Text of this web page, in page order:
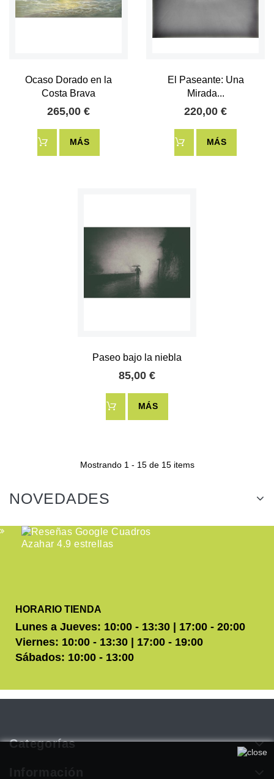
Ocaso Dorado en la
Costa Brava
265,00 €
MÁS
El Paseante: Una
Mirada...
220,00 €
MÁS
Paseo bajo la niebla
85,00 €
MÁS
Mostrando 1 - 15 de 15 items
NOVEDADES
HORARIO TIENDA
Lunes a Jueves: 10:00 - 13:30 | 17:00 - 20:00
Viernes: 10:00 - 13:30 | 17:00 - 19:00
Sábados: 10:00 - 13:00
Categorías
Información
Utilizamos cookies propias y de terceros para mejorar
nuestros servicios. Si continúa navegando, consideramos que